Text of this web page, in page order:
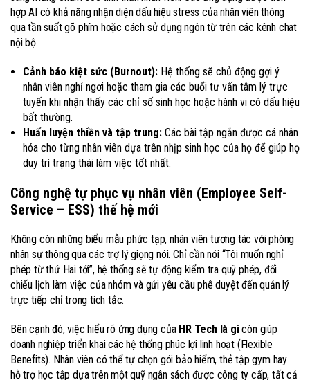
hợp AI có khả năng nhận diện dấu hiệu stress của nhân viên thông
qua tần suất gõ phím hoặc cách sử dụng ngôn từ trên các kênh chat
nội bộ.
Cảnh báo kiệt sức (Burnout): Hệ thống sẽ chủ động gợi ý
nhân viên nghỉ ngơi hoặc tham gia các buổi tư vấn tâm lý trực
tuyến khi nhận thấy các chỉ số sinh học hoặc hành vi có dấu hiệu
bất thường.
Huấn luyện thiền và tập trung: Các bài tập ngắn được cá nhân
hóa cho từng nhân viên dựa trên nhịp sinh học của họ để giúp họ
duy trì trạng thái làm việc tốt nhất.
Công nghệ tự phục vụ nhân viên (Employee Self-
Service – ESS) thế hệ mới
Không còn những biểu mẫu phức tạp, nhân viên tương tác với phòng
nhân sự thông qua các trợ lý giọng nói. Chỉ cần nói “Tôi muốn nghỉ
phép từ thứ Hai tới”, hệ thống sẽ tự động kiểm tra quỹ phép, đối
chiếu lịch làm việc của nhóm và gửi yêu cầu phê duyệt đến quản lý
trực tiếp chỉ trong tích tắc.
Bên cạnh đó, việc hiểu rõ ứng dụng của HR Tech là gìcòn giúp
doanh nghiệp triển khai các hệ thống phúc lợi linh hoạt (Flexible
Benefits). Nhân viên có thể tự chọn gói bảo hiểm, thẻ tập gym hay
hỗ trợ học tập dựa trên một quỹ ngân sách được công ty cấp, tất cả